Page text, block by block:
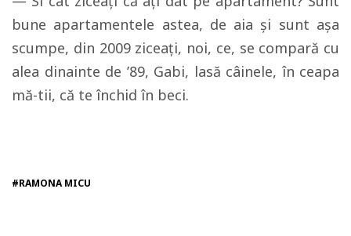
bune apartamentele astea, de aia şi sunt aşa
scumpe, din 2009 ziceaţi, noi, ce, se compară cu
alea dinainte de ’89, Gabi, lasă câinele, în ceapa
mă-tii, că te închid în beci.
#RAMONA MICU